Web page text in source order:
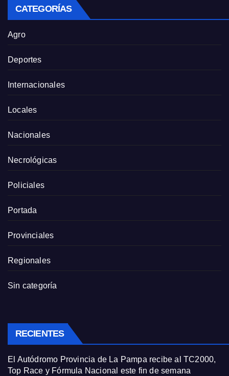
CATEGORÍAS
Agro
Deportes
Internacionales
Locales
Nacionales
Necrológicas
Policiales
Portada
Provinciales
Regionales
Sin categoría
RECIENTES
El Autódromo Provincia de La Pampa recibe al TC2000,
Top Race y Fórmula Nacional este fin de semana